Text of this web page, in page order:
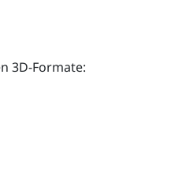
3D-Formate: